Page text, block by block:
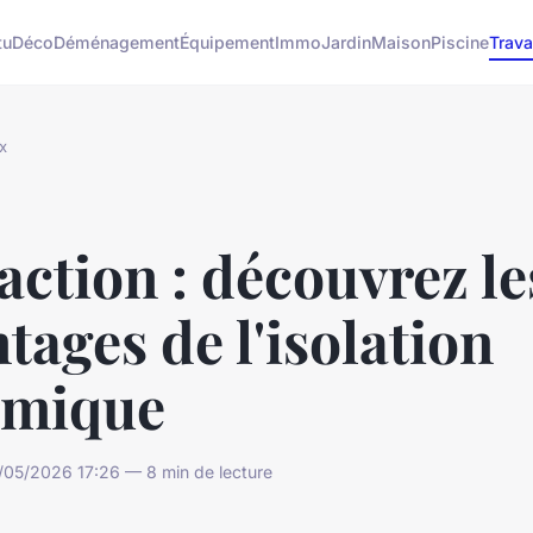
DécoDéménagementÉquipementImmoJardinMaisonPiscine
: découvrez
de l'isolation
2026 17:26 — 8 min de lecture